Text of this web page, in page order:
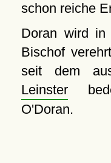
schon reiche
Doran wird in
Bischof
seit dem
Leinster
O'Doran.